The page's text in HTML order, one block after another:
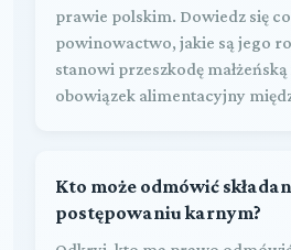
prawie polskim. Dowiedz się
powinowactwo, jakie są jego
stanowi przeszkodę
obowiązek alimentacyjny
Kto może odmówić
postępowaniu karnym?